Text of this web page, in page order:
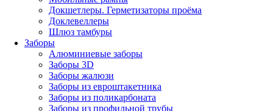
Докшетлеры. Герметизаторы проёма
Доклевеллеры
Шлюз тамбуры
Заборы
Алюминиевые заборы
Заборы 3D
Заборы жалюзи
Заборы из евроштакетника
Заборы из поликарбоната
Заборы из профильной трубы